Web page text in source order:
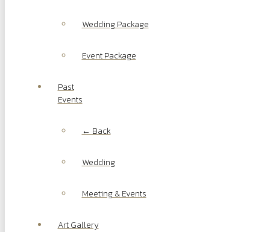
Wedding Package
Event Package
Past
Events
← Back
Wedding
Meeting & Events
Art Gallery